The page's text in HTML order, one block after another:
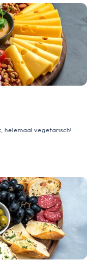
helemaal vegetarisch!